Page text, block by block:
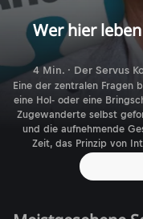
Wer hier
4 Min. · Der Servus
Eine der zentralen Fragen
eine Hol- oder eine
Zugewanderte selbst
und die aufnehmende
Zeit, das Prinzip von